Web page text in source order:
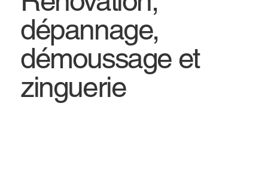
dépannage,
démoussage et
zinguerie